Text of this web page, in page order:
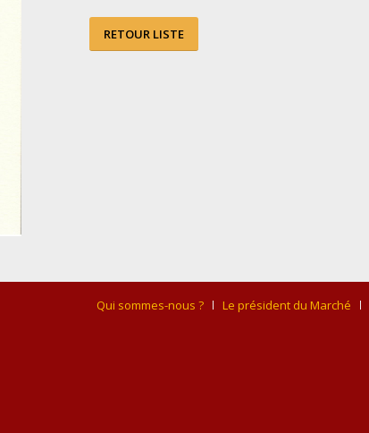
RETOUR LISTE
Qui sommes-nous ? Le président du Marché